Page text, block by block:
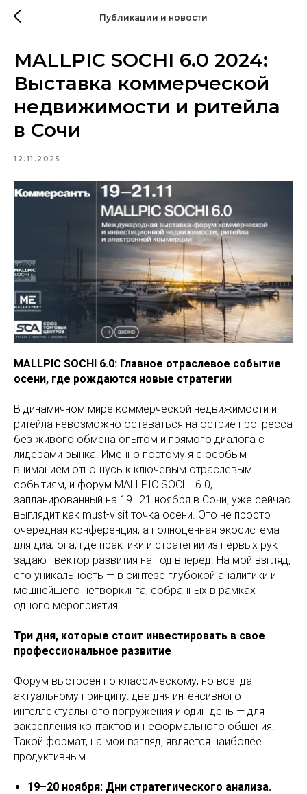
Публикации и новости
MALLPIC SOCHI 6.0 2024:
Выставка коммерческой
недвижимости и ритейла
в Сочи
12.11.2025
MALLPIC SOCHI 6.0: Главное отраслевое событие
осени, где рождаются новые стратегии
В динамичном мире коммерческой недвижимости и
ритейла невозможно оставаться на острие прогресса
без живого обмена опытом и прямого диалога с
лидерами рынка. Именно поэтому я с особым
вниманием отношусь к ключевым отраслевым
событиям, и форум MALLPIC SOCHI 6.0,
запланированный на 19–21 ноября в Сочи, уже сейчас
выглядит как must-visit точка осени. Это не просто
очередная конференция, а полноценная экосистема
для диалога, где практики и стратегии из первых рук
задают вектор развития на год вперед. На мой взгляд,
его уникальность — в синтезе глубокой аналитики и
мощнейшего нетворкинга, собранных в рамках
одного мероприятия.
Три дня, которые стоит инвестировать в свое
профессиональное развитие
Форум выстроен по классическому, но всегда
актуальному принципу: два дня интенсивного
интеллектуального погружения и один день — для
закрепления контактов и неформального общения.
Такой формат, на мой взгляд, является наиболее
продуктивным.
19–20 ноября: Дни стратегического анализа.